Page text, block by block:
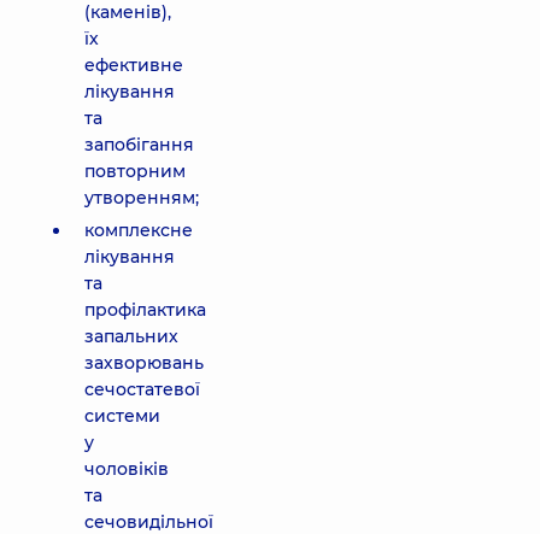
(каменів),
їх
ефективне
лікування
та
запобігання
повторним
утворенням;
комплексне
лікування
та
профілактика
запальних
захворювань
сечостатевої
системи
у
чоловіків
та
сечовидільної